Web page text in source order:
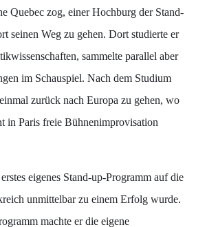
Quebec zog, einer Hochburg der Stand-
seinen Weg zu gehen. Dort studierte er
sammelte parallel aber
im Schauspiel. Nach dem Studium
zurück nach Europa zu gehen, wo
in Paris freie Bühnenimprovisation
eigenes Stand-up-Programm auf die
unmittelbar zu einem Erfolg wurde.
machte er die eigene